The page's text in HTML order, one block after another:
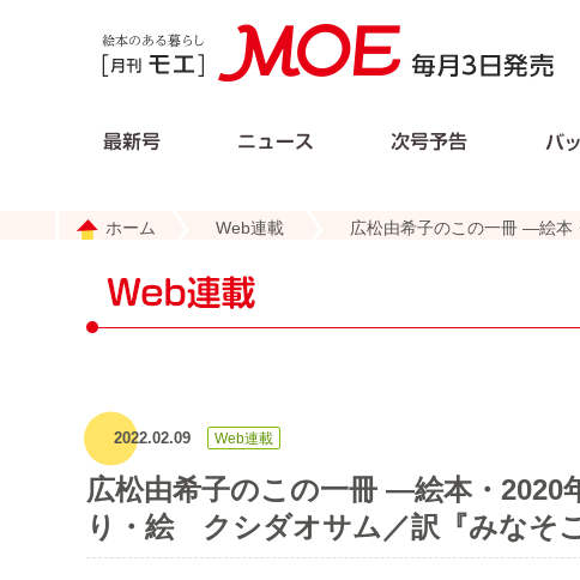
ホーム Web連載 広松由希子のこの一冊 ―絵
2022.02.09
広松由希子のこの一冊 ―絵本・2020
り・絵 クシダオサム／訳『みなそこ